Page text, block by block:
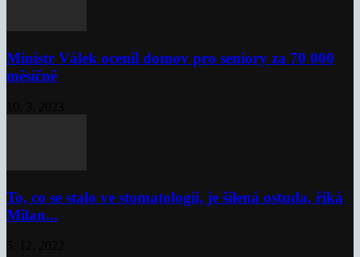
Ministr Válek ocenil domov pro seniory za 70 000
měsíčně
To, co se stalo ve stomatologii, je šílená ostuda, říká
Milan...